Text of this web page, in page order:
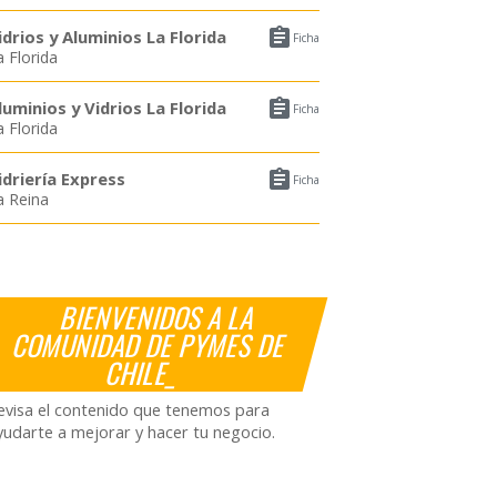
 Ficha
y Aluminios La Florida
Florida
 Ficha
y Vidrios La Florida
Florida
 Ficha
Express
Reina
BIENVENIDOS A LA
COMUNIDAD DE PYMES DE
CHILE_
el contenido que tenemos para
a mejorar y hacer tu negocio.